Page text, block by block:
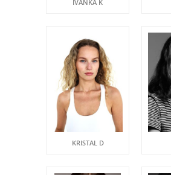
IVANKA K
KRISTAL D